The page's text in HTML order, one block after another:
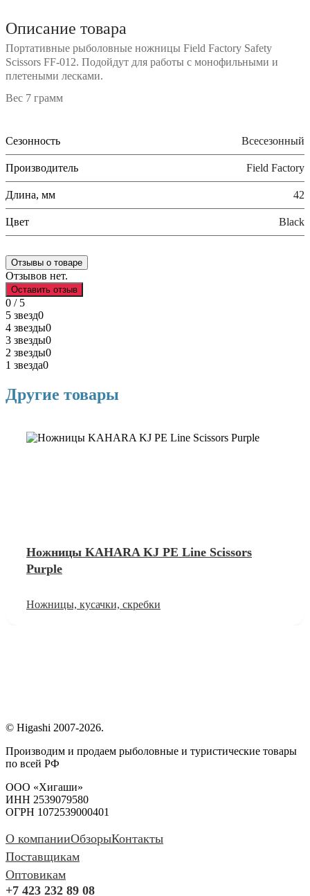
Описание товара
Портативные рыболовные ножницы Field Factory Safety
Scissors FF-012. Подойдут для работы с монофильными и
плетеными лесками.
Вес 7 грамм
Сезонность Всесезонный
Производитель Field Factory
Длина, мм 42
Цвет Black
Отзывы о товаре
Отзывов нет.
Оставить отзыв
0 / 5
5 звезд0
4 звезды0
3 звезды0
2 звезды0
1 звезда0
Другие товары
Ножницы KAHARA KJ PE Line Scissors
Purple
Ножницы, кусачки, скребки
© Higashi 2007-2026.
Производим и продаем рыболовные и туристические товары
по всей РФ
ООО «Хигаши»
ИНН 2539079580
ОГРН 1072539000401
О компанииОбзорыКонтакты
Поставщикам
Оптовикам
+7 423 232 89 08